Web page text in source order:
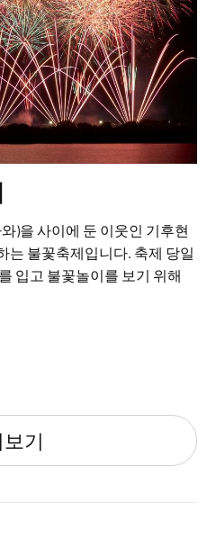
)을 사이에 둔 이웃인 기후현
는 불꽃축제입니다. 축제 당일
입고 불꽃놀이를 보기 위해
보기